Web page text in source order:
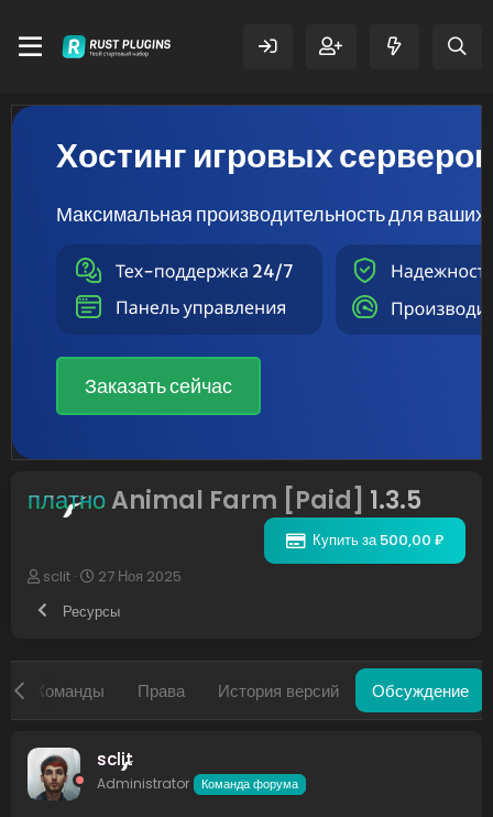
Хостинг игровых серверов
Максимальная производительность для ваших
Заказать сейчас
платноAnimal Farm [Paid] 1.3.5
Купить за 500,00 ₽
А
т
е
sclit
Д
т
ч
а
27 Ноя 2025
Ресурсы
Команды Права История версий Обсуждение
sclit
Administrator Команда форума